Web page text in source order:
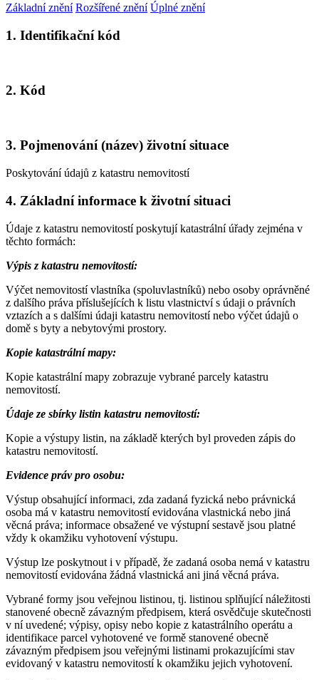
Základní znění Rozšířené znění Úplné znění
1. Identifikační kód
2. Kód
3. Pojmenování (název) životní situace
Poskytování údajů z katastru nemovitostí
4. Základní informace k životní situaci
Údaje z katastru nemovitostí poskytují katastrální úřady zejména v
těchto formách:
Výpis z katastru nemovitostí:
Výčet nemovitostí vlastníka (spoluvlastníků) nebo osoby oprávněné
z dalšího práva příslušejících k listu vlastnictví s údaji o právních
vztazích a s dalšími údaji katastru nemovitostí nebo výčet údajů o
domě s byty a nebytovými prostory.
Kopie katastrální mapy:
Kopie katastrální mapy zobrazuje vybrané parcely katastru
nemovitostí.
Údaje ze sbírky listin katastru nemovitostí:
Kopie a výstupy listin, na základě kterých byl proveden zápis do
katastru nemovitostí.
Evidence práv pro osobu:
Výstup obsahující informaci, zda zadaná fyzická nebo právnická
osoba má v katastru nemovitostí evidována vlastnická nebo jiná
věcná práva; informace obsažené ve výstupní sestavě jsou platné
vždy k okamžiku vyhotovení výstupu.
Výstup lze poskytnout i v případě, že zadaná osoba nemá v katastru
nemovitostí evidována žádná vlastnická ani jiná věcná práva.
Vybrané formy jsou veřejnou listinou, tj. listinou splňující náležitosti
stanovené obecně závazným předpisem, která osvědčuje skutečnosti
v ní uvedené; výpisy, opisy nebo kopie z katastrálního operátu a
identifikace parcel vyhotovené ve formě stanovené obecně
závazným předpisem jsou veřejnými listinami prokazujícími stav
evidovaný v katastru nemovitostí k okamžiku jejich vyhotovení.